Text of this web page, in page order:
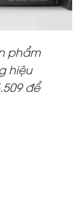
phẩm
hiệu
để